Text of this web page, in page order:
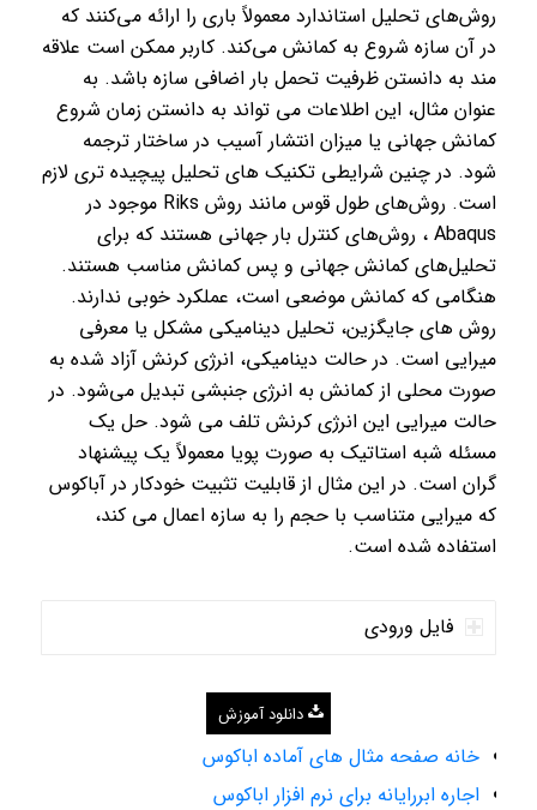
روش‌های تحلیل استاندارد معمولاً باری را ارائه می‌کنند که
در آن سازه شروع به کمانش می‌کند. کاربر ممکن است علاقه
مند به دانستن ظرفیت تحمل بار اضافی سازه باشد. به
عنوان مثال، این اطلاعات می تواند به دانستن زمان شروع
کمانش جهانی یا میزان انتشار آسیب در ساختار ترجمه
شود. در چنین شرایطی تکنیک های تحلیل پیچیده تری لازم
است. روش‌های طول قوس مانند روش Riks موجود در
Abaqus ، روش‌های کنترل بار جهانی هستند که برای
تحلیل‌های کمانش جهانی و پس کمانش مناسب هستند.
هنگامی که کمانش موضعی است، عملکرد خوبی ندارند.
روش های جایگزین، تحلیل دینامیکی مشکل یا معرفی
میرایی است. در حالت دینامیکی، انرژی کرنش آزاد شده به
صورت محلی از کمانش به انرژی جنبشی تبدیل می‌شود. در
حالت میرایی این انرژی کرنش تلف می شود. حل یک
مسئله شبه استاتیک به صورت پویا معمولاً یک پیشنهاد
گران است. در این مثال از قابلیت تثبیت خودکار در آباکوس
که میرایی متناسب با حجم را به سازه اعمال می کند،
استفاده شده است.
فایل ورودی
دانلود آموزش
خانه صفحه مثال های آماده اباکوس
اجاره ابررایانه برای نرم افزار اباکوس